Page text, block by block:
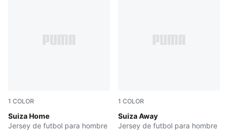
1 COLOR
Suiza Home
PUMA Red-PUMA White
Jersey de futbol para hombre
1 COLOR
Suiza Away
Sea Glass-Dark Indigo
Jersey de futbol para hombre